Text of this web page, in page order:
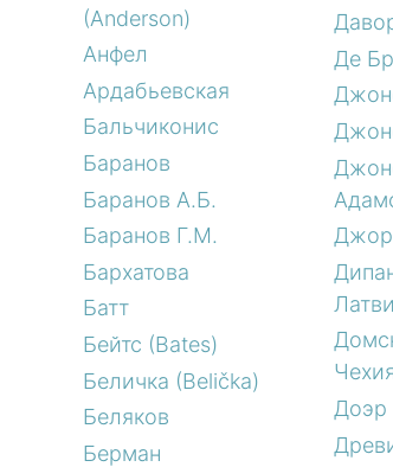
(Anderson)
Анфел
Ардабьевская
Бальчиконис
Баранов
Баранов А.Б.
Баранов Г.М.
Бархатова
Батт
Бейтс (Bates)
Беличка (Belička)
Беляков
Берман
Де
Джор
Доэр